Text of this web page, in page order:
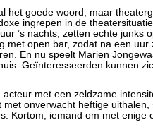
het goede woord, maar
ingrepen in de
’s nachts, zetten echte junks
met open bar, zodat na een uur
En nu speelt Marien
Geïnteresseerden kunnen
acteur met een zeldzame
onverwacht heftige uithalen,
Kortom, iemand om met enige